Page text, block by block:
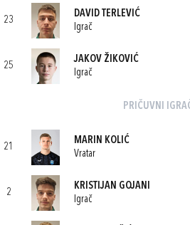
23
DAVID TERLEVIĆ
Igrač
25
JAKOV ŽIKOVIĆ
Igrač
PRIČUVNI
21
MARIN KOLIĆ
Vratar
2
KRISTIJAN GOJANI
Igrač